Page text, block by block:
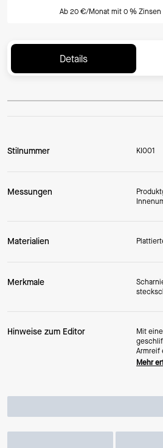
Ab 20 €/Monat mit 0 % Zinsen
Details
Stilnummer KI001
Messungen
Materialien
Merkmale
Hinweise zum Editor
Mit
Armreif
Sie
Mehr